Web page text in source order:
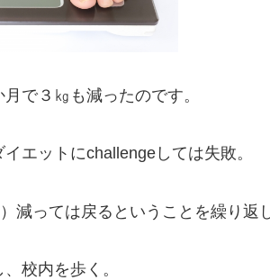
で３㎏も減ったのです。
エットにchallengeしては失敗。
減っては戻るということを繰り返
校内を歩く。